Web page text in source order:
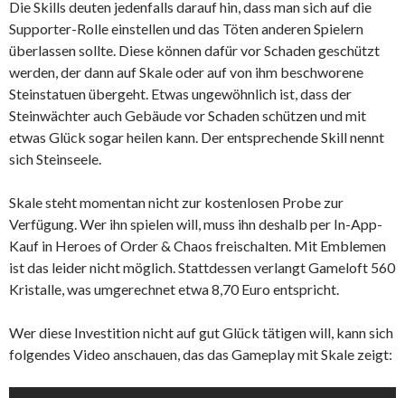
Die Skills deuten jedenfalls darauf hin, dass man sich auf die
Supporter-Rolle einstellen und das Töten anderen Spielern
überlassen sollte. Diese können dafür vor Schaden geschützt
werden, der dann auf Skale oder auf von ihm beschworene
Steinstatuen übergeht. Etwas ungewöhnlich ist, dass der
Steinwächter auch Gebäude vor Schaden schützen und mit
etwas Glück sogar heilen kann. Der entsprechende Skill nennt
sich Steinseele.
Skale steht momentan nicht zur kostenlosen Probe zur
Verfügung. Wer ihn spielen will, muss ihn deshalb per In-App-
Kauf in Heroes of Order & Chaos freischalten. Mit Emblemen
ist das leider nicht möglich. Stattdessen verlangt Gameloft 560
Kristalle, was umgerechnet etwa 8,70 Euro entspricht.
Wer diese Investition nicht auf gut Glück tätigen will, kann sich
folgendes Video anschauen, das das Gameplay mit Skale zeigt: